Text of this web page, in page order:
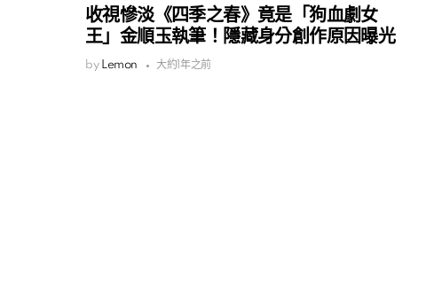
收視慘淡《四季之春》竟是「狗血劇女
王」金順玉執筆！隱藏身分創作原因曝光
by Lemon 大約1年之前